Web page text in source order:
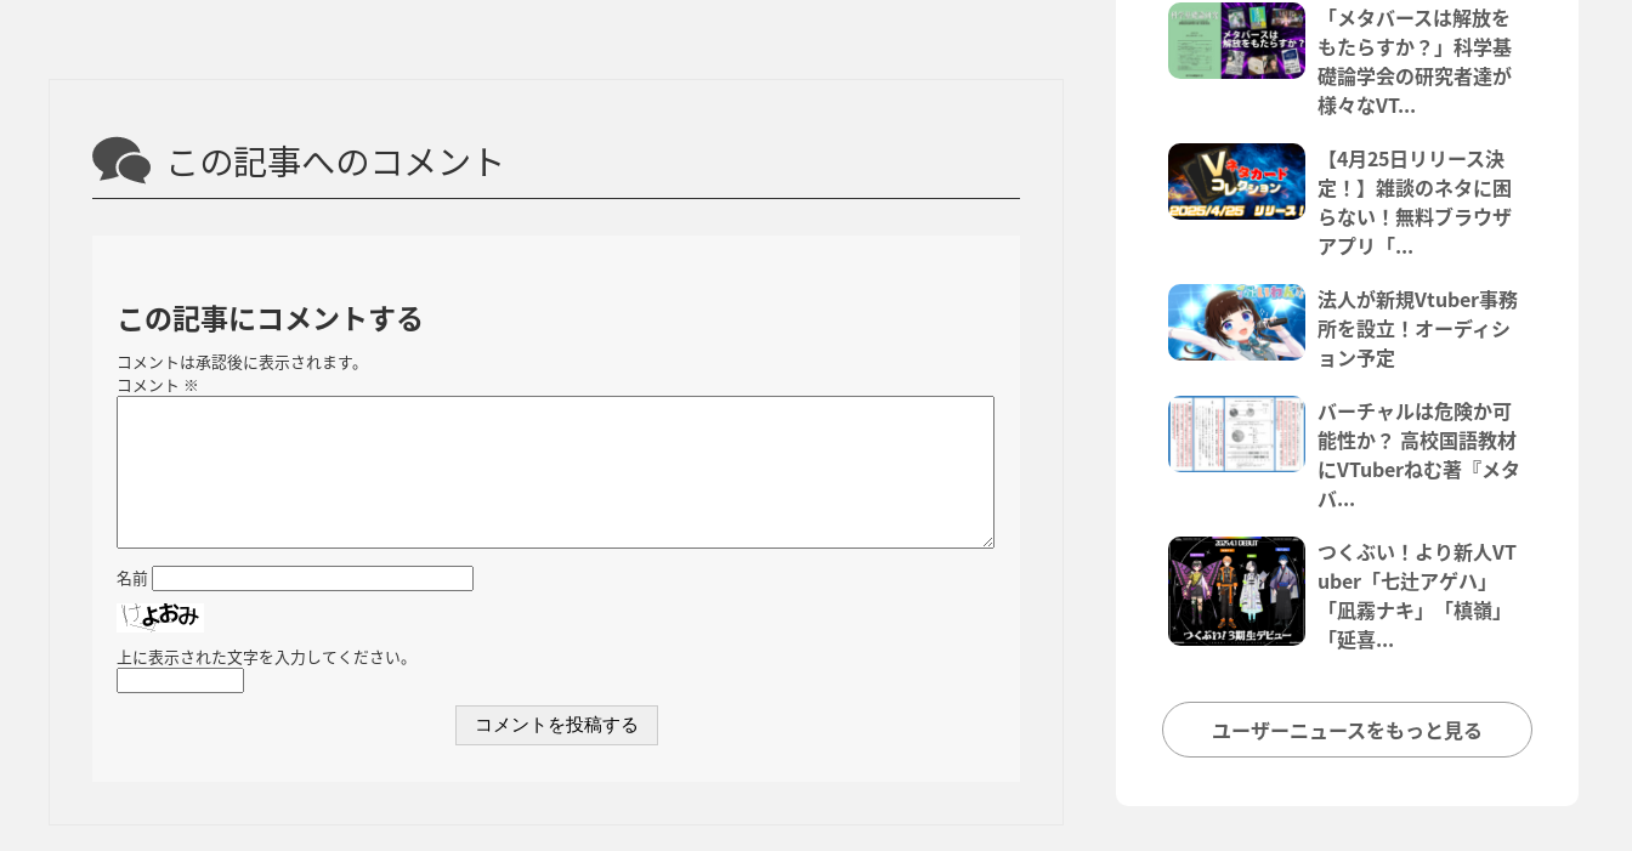
この記事へのコメント
この記事にコメントする
コメントは承認後に表示されます。
コメント ※
名前
上に表示された文字を入力してください。
「メタバースは解放を
もたらすか？」科学基
礎論学会の研究者達が
様々なVT...
【4月25日リリース決
定！】雑談のネタに困
らない！無料ブラウザ
アプリ「...
法人が新規Vtuber事務
所を設立！オーディシ
ョン予定
バーチャルは危険か可
能性か？ 高校国語教材
にVTuberねむ著『メタ
バ...
つくぶい！より新人VT
uber「七辻アゲハ」
「凪霧ナキ」「槙嶺」
「延喜...
ユーザーニュースをもっと見る